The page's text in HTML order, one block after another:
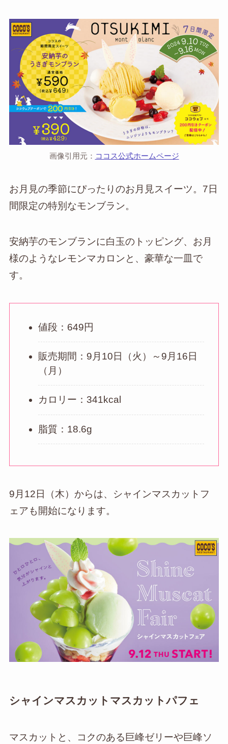
画像引用元： ココス公式ホームページ
お月見の季節にぴったりのお月見スイーツ。7日
間限定の特別なモンブラン。
安納芋のモンブランに白玉のトッピング、お月
様のようなレモンマカロンと、豪華な一皿で
す。
値段：649円
販売期間：9月10日（火）～9月16日
（月）
カロリー：341kcal
脂質：18.6g
9月12日（木）からは、シャインマスカットフ
ェアも開始になります。
シャインマスカットマスカットパフェ
マスカットと、コクのある巨峰ゼリーや巨峰ソ